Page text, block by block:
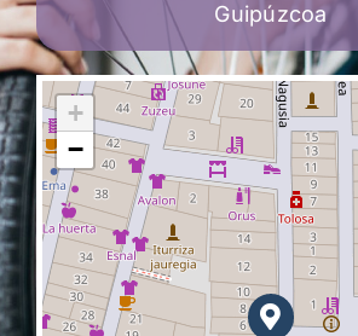
Guipúzcoa
+
−